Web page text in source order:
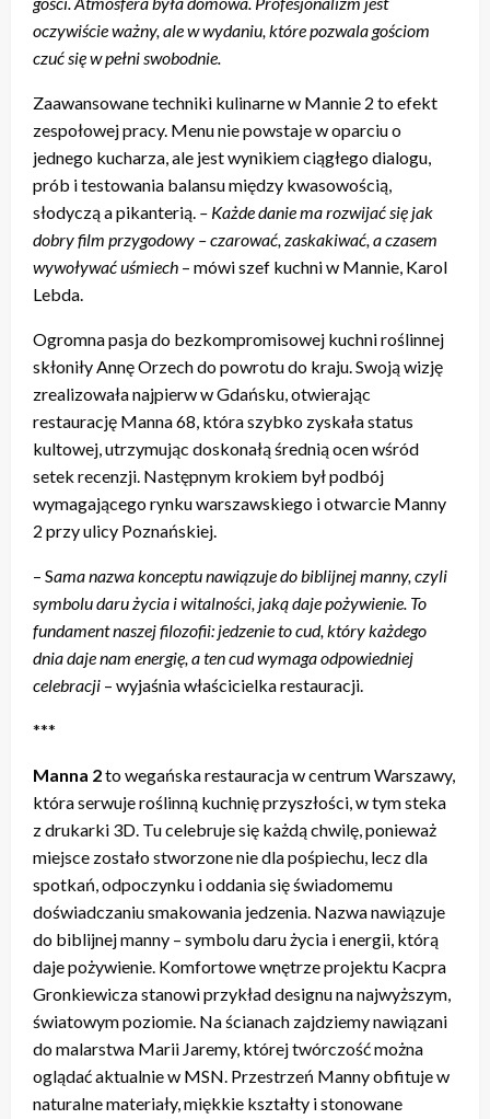
oczywiście ważny, ale w wydaniu, które pozwala gościom
czuć się w pełni swobodnie.
Zaawansowane techniki kulinarne w Mannie 2 to efekt
zespołowej pracy. Menu nie powstaje w oparciu o
jednego kucharza, ale jest wynikiem ciągłego dialogu,
prób i testowania balansu między kwasowością,
słodyczą a pikanterią. – Każde danie ma rozwijać się jak
dobry film przygodowy – czarować, zaskakiwać, a czasem
wywoływać uśmiech – mówi szef kuchni w Mannie, Karol
Lebda.
Ogromna pasja do bezkompromisowej kuchni roślinnej
skłoniły Annę Orzech do powrotu do kraju. Swoją wizję
zrealizowała najpierw w Gdańsku, otwierając
restaurację Manna 68, która szybko zyskała status
kultowej, utrzymując doskonałą średnią ocen wśród
setek recenzji. Następnym krokiem był podbój
wymagającego rynku warszawskiego i otwarcie Manny
2 przy ulicy Poznańskiej.
– Sama nazwa konceptu nawiązuje do biblijnej manny, czyli
symbolu daru życia i witalności, jaką daje pożywienie. To
fundament naszej filozofii: jedzenie to cud, który każdego
dnia daje nam energię, a ten cud wymaga odpowiedniej
celebracji – wyjaśnia właścicielka restauracji.
***
Manna 2to wegańska restauracja w centrum Warszawy,
która serwuje roślinną kuchnię przyszłości, w tym steka
z drukarki 3D. Tu celebruje się każdą chwilę, ponieważ
miejsce zostało stworzone nie dla pośpiechu, lecz dla
spotkań, odpoczynku i oddania się świadomemu
doświadczaniu smakowania jedzenia. Nazwa nawiązuje
do biblijnej manny – symbolu daru życia i energii, którą
daje pożywienie. Komfortowe wnętrze projektu Kacpra
Gronkiewicza stanowi przykład designu na najwyższym,
światowym poziomie. Na ścianach zajdziemy nawiązani
do malarstwa Marii Jaremy, której twórczość można
oglądać aktualnie w MSN. Przestrzeń Manny obfituje w
naturalne materiały, miękkie kształty i stonowane